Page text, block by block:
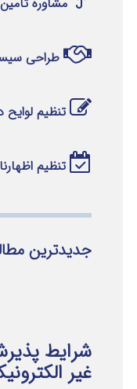
طراحی
تنظیم لوایح
تنظیم
جدیدترین
شرایط
غیر